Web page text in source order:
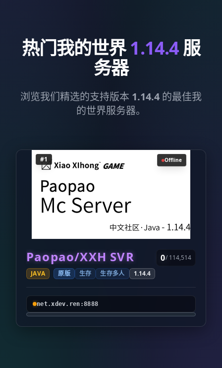
热门我的世界1.14.4服
务器
浏览我们精选的支持版本 1.14.4 的最佳我
的世界服务器。
#1 Offline
Paopao/XXH SVR
JAVA 原版 生存 生存多人 1.14.4
0/ 114,514
net.xdev.ren:8888